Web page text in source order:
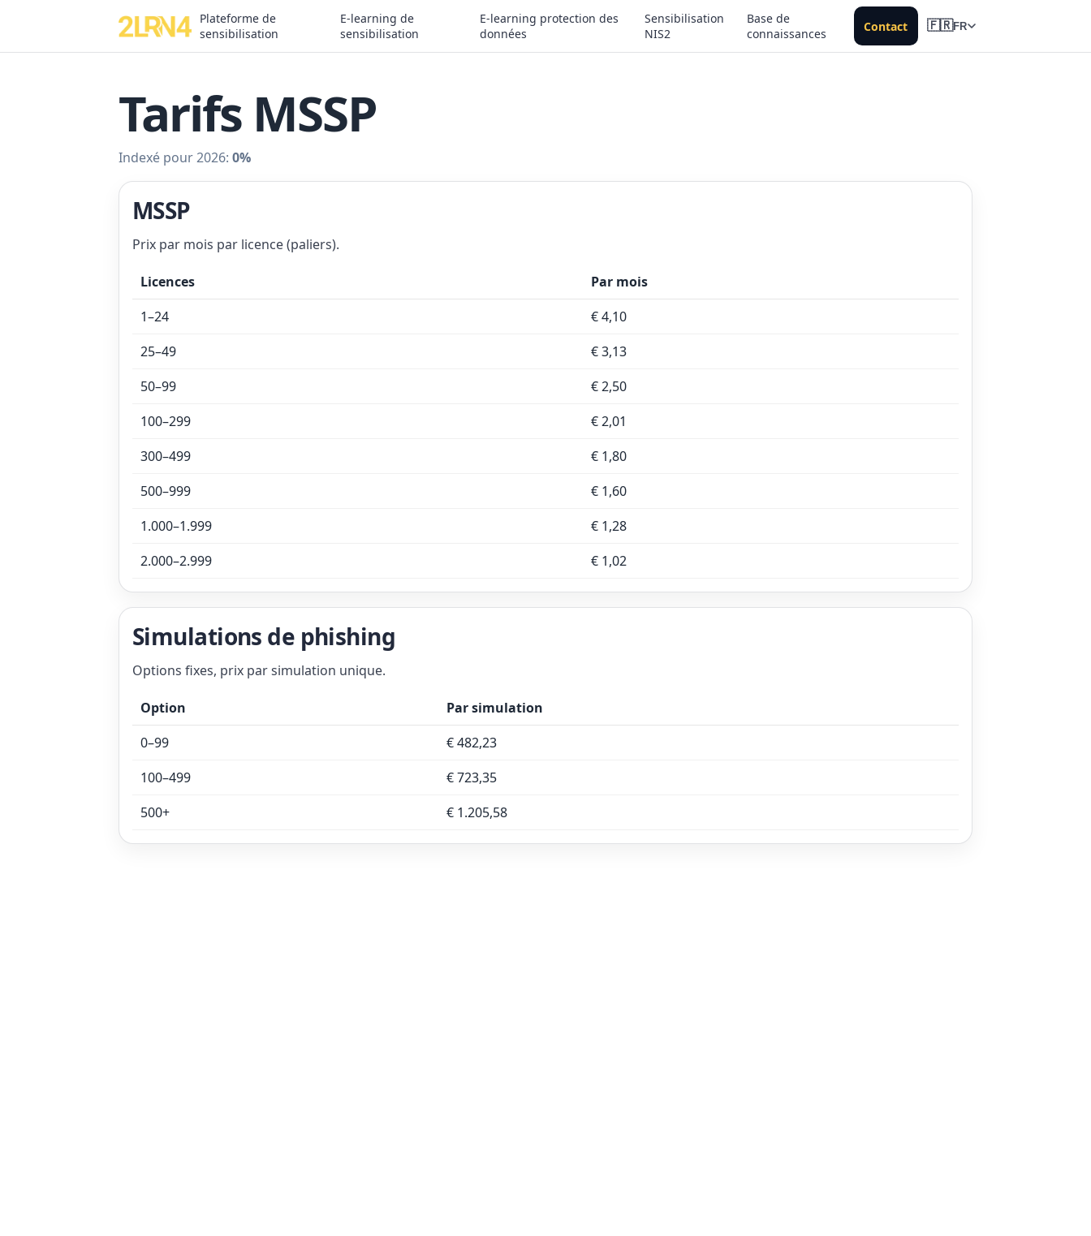
Plateforme de
sensibilisation
E-learning de
sensibilisation
E-learning protection des
données
Sensibilisation
NIS2
Base de
connaissances
Contact 🇫🇷FR
Tarifs MSSP
Indexé pour 2026: 0%
MSSP
Prix par mois par licence (paliers).
Licences
Par mois
1–24
€ 4,10
25–49
€ 3,13
50–99
€ 2,50
100–299
€ 2,01
300–499
€ 1,80
500–999
€ 1,60
1.000–1.999
€ 1,28
2.000–2.999
€ 1,02
Simulations de phishing
Options fixes, prix par simulation unique.
Option
Par simulation
0–99
€ 482,23
100–499
€ 723,35
500+
€ 1.205,58